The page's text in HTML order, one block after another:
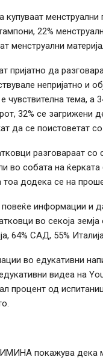
22%
менструални
пријатно да
непријатно и
чувствителна тема,
32% се загрижени
да се поистоветат со
разговараат со
во собата на ќерката
тоа додека се на
информации и
во секоја
64% САД, 55%
во едукативни
видеа на
процент од
покажува дека